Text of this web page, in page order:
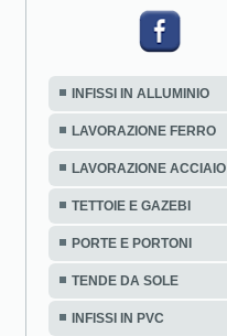
INFISSI IN ALLUMINIO
LAVORAZIONE FERRO
LAVORAZIONE ACCIAIO
TETTOIE E GAZEBI
PORTE E PORTONI
TENDE DA SOLE
INFISSI IN PVC